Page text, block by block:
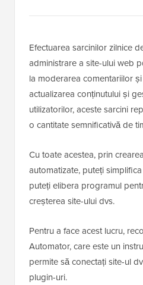
Efectuarea sarcinilor zilnice
administrare a site-ului web
la moderarea comentariilor
actualizarea conținutului și
utilizatorilor, aceste sarcini
o cantitate semnificativă de
Cu toate acestea, prin
automatizate, puteți
puteți elibera programul
creșterea site-ului dvs.
Pentru a face acest lucru,
Automator, care este un
permite să conectați site-ul
plugin-uri.